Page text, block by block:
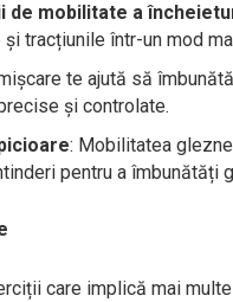
de mobilitate a
tracțiunile într-un mod
te ajută să
și controlate.
: Mobilitatea
pentru a îmbunătăți
care implică mai